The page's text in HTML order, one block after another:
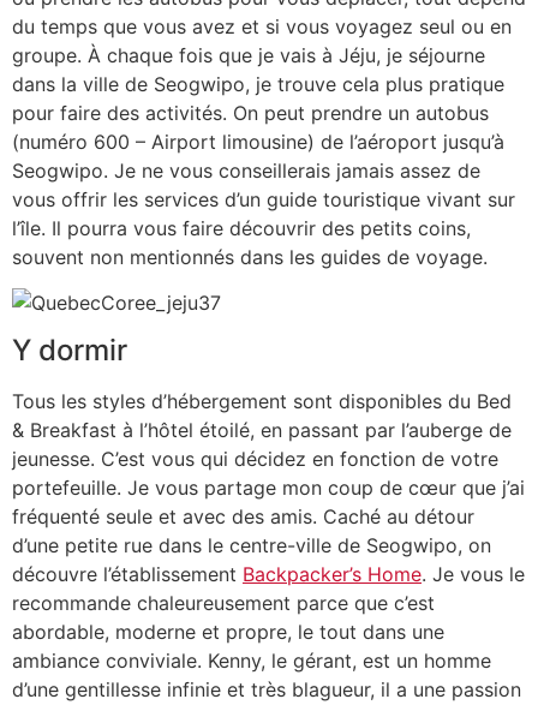
du temps que vous avez et si vous voyagez seul ou en
groupe. À chaque fois que je vais à Jéju, je séjourne
dans la ville de Seogwipo, je trouve cela plus pratique
pour faire des activités. On peut prendre un autobus
(numéro 600 – Airport limousine) de l’aéroport jusqu’à
Seogwipo. Je ne vous conseillerais jamais assez de
vous offrir les services d’un guide touristique vivant sur
l’île. Il pourra vous faire découvrir des petits coins,
souvent non mentionnés dans les guides de voyage.
Y dormir
Tous les styles d’hébergement sont disponibles du Bed
& Breakfast à l’hôtel étoilé, en passant par l’auberge de
jeunesse. C’est vous qui décidez en fonction de votre
portefeuille. Je vous partage mon coup de cœur que j’ai
fréquenté seule et avec des amis. Caché au détour
d’une petite rue dans le centre-ville de Seogwipo, on
découvre l’établissement Backpacker’s Home. Je vous le
recommande chaleureusement parce que c’est
abordable, moderne et propre, le tout dans une
ambiance conviviale. Kenny, le gérant, est un homme
d’une gentillesse infinie et très blagueur, il a une passion